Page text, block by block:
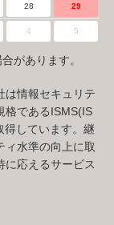
28 29
4 5
があります。
は情報セキュリテ
格であるISMS(IS
しています。継
ィ水準の向上に取
に応えるサービス